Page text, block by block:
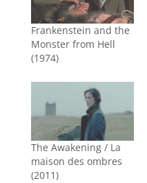
Frankenstein and the
Monster from Hell
(1974)
The Awakening / La
maison des ombres
(2011)